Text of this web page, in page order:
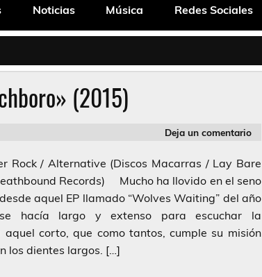
Noticias Música Redes Sociales
(2015)
Deja un comentario
Rock / Alternative (Discos Macarras / Lay Bare
Records) Mucho ha llovido en el seno
aquel EP llamado “Wolves Waiting” del año
hacía largo y extenso para escuchar la
aquel corto, que como tantos, cumple su misión
los dientes largos. […]